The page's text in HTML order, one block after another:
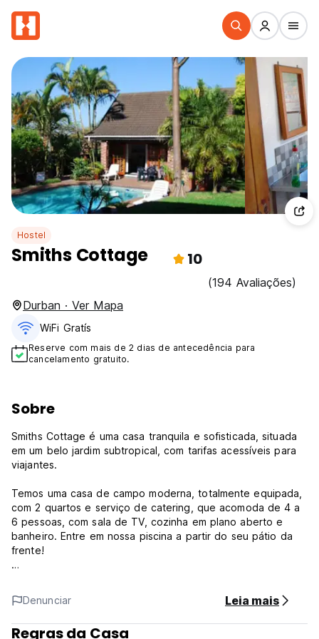
Hostel
Smiths Cottage 10
(194 Avaliações)
Durban · Ver Mapa
WiFi Gratís
Reserve com mais de 2 dias de antecedência para
cancelamento gratuito.
Sobre
Smiths Cottage é uma casa tranquila e sofisticada, situada
em um belo jardim subtropical, com tarifas acessíveis para
viajantes.
Temos uma casa de campo moderna, totalmente equipada,
com 2 quartos e serviço de catering, que acomoda de 4 a
6 pessoas, com sala de TV, cozinha em plano aberto e
banheiro. Entre em nossa piscina a partir do seu pátio da
frente!
pessoas. Estes têm uma casa de banho partilhada. E
também temos um dormitório espaçoso e luminoso para 10
pessoas, com cozinha totalmente equipada, chuveiro e WC.
Denunciar Leia mais
Regras da Casa